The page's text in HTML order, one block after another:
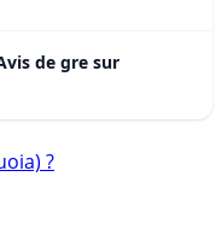
de gre sur
?